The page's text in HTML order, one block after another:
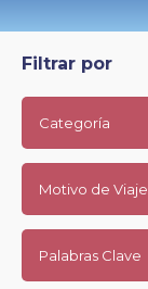
Filtrar por
Categoría
Motivo de Viaje
Palabras Clave